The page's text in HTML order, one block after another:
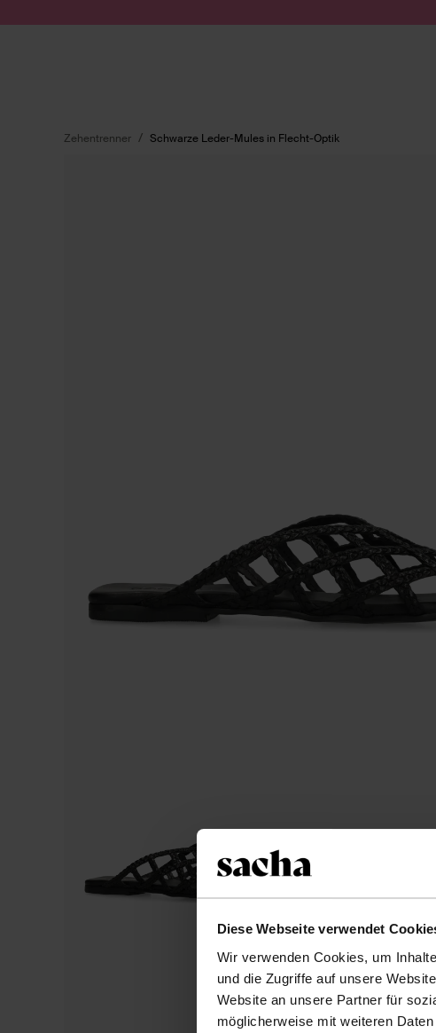
Diese Webseite verwendet
Wir verwenden Cookies, um
und die Zugriffe auf unsere
Website an unsere Partner für
möglicherweise mit weiteren
Zehentrenner Schwarze Leder-Mules in Flecht-Optik